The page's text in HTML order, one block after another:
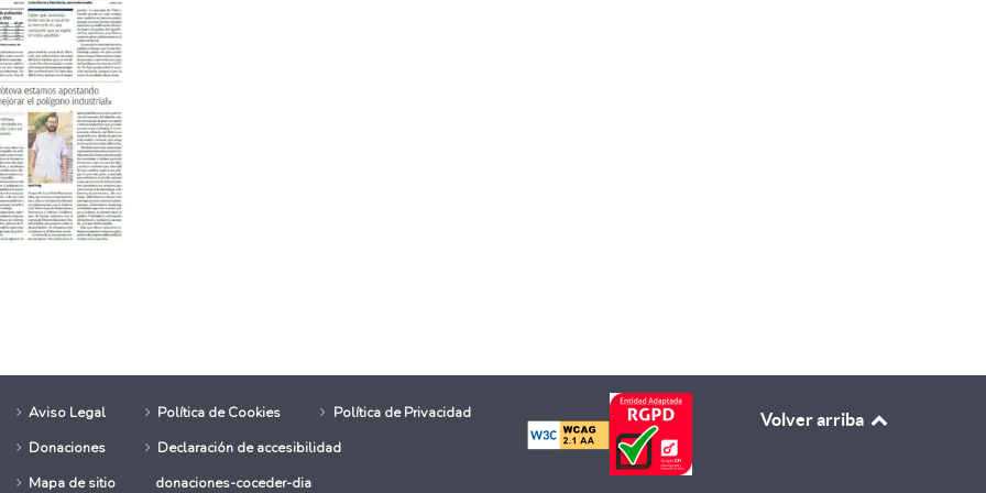
Asturias
Aviso Legal Política de Cookies
Política de Privacidad
Donaciones
Declaración de accesibilidad
Mapa de sitio
donaciones-coceder-dia
Volver arriba